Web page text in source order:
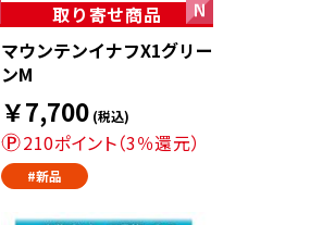
取り寄せ商品
マウンテンイナフX1グリー
ンM
￥7,700 (税込)
210ポイント（3％還元）
#新品